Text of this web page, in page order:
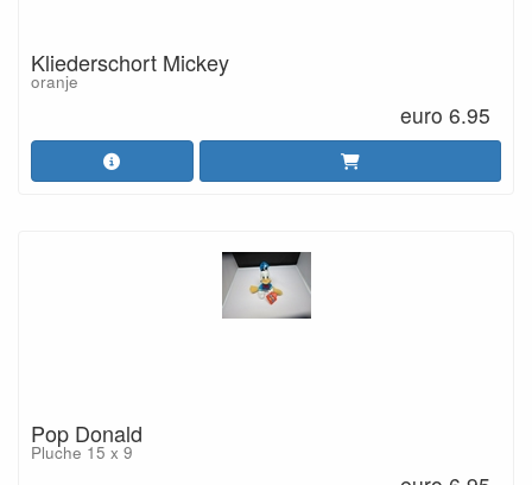
Kliederschort Mickey
oranje
euro 6.95
Pop Donald
Pluche 15 x 9